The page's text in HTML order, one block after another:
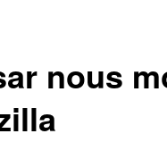
nous